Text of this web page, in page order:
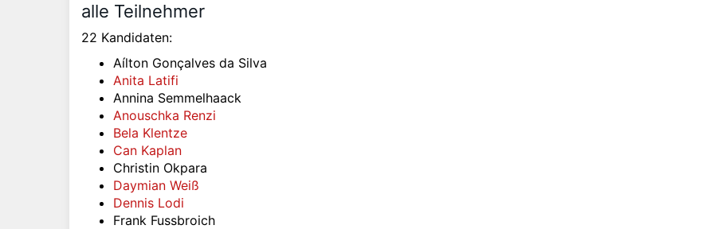
alle Teilnehmer
22 Kandidaten:
Aílton Gonçalves da Silva
Anita Latifi
Annina Semmelhaack
Anouschka Renzi
Bela Klentze
Can Kaplan
Christin Okpara
Daymian Weiß
Dennis Lodi
Frank Fussbroich